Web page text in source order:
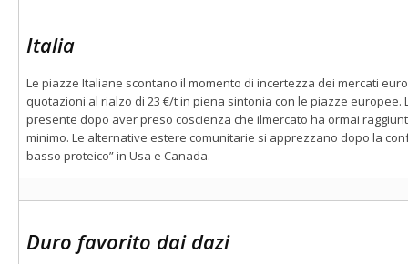
Italia
Le piazze Italiane scontano il momento di incertezza dei mercati
quotazioni al rialzo di 23 €/t in piena sintonia con le piazze europee.
presente dopo aver preso coscienza che ilmercato ha ormai
minimo. Le alternative estere comunitarie si apprezzano dopo la
basso proteico” in Usa e Canada.
Duro favorito dai dazi